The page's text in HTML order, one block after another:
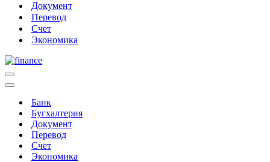
Документ
Перевод
Счет
Экономика
Меню
навигации
Меню
навигацииБанк
Бугхалтерия
Документ
Перевод
Счет
Экономика